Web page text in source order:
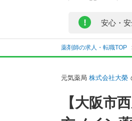
! 安心・
薬剤師の求人・転職TOP
元気薬局 株式会社大榮
【大阪市